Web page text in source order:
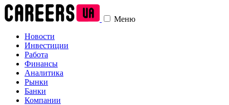
Меню
Новости
Инвестиции
Работа
Финансы
Аналитика
Рынки
Банки
Компании